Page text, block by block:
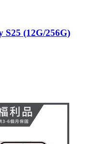
S25 (12G/256G)